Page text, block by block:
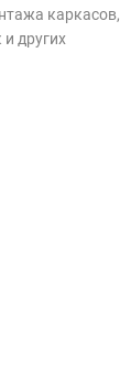
каркасов,
других